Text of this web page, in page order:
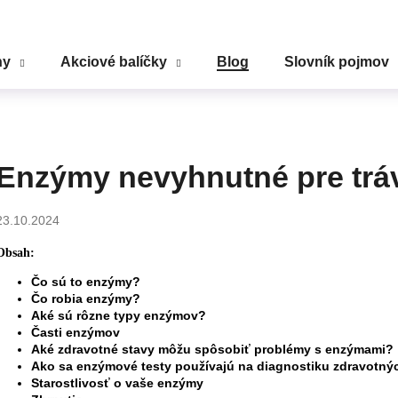
Akciové balíčky Blog Slovník pojmov
nevyhnutné pre
Čo sú to enzýmy?
Čo robia enzýmy?
Aké sú rôzne typy enzýmov?
Časti enzýmov
Aké zdravotné stavy môžu spôsobiť problémy s enzýmami?
Ako sa enzýmové testy používajú na diagnostiku
Starostlivosť o vaše enzýmy
Čo potrebujete nájsť?